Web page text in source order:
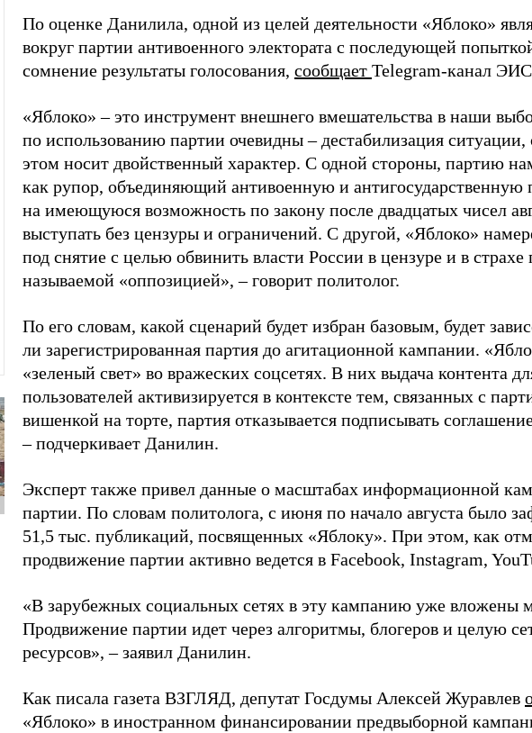
По оценке Данилила, одной из целей деятельности «Яблоко»
вокруг партии антивоенного электората с последующей
сомнение результаты голосования, сообщает Telegram-канал
«Яблоко» – это инструмент внешнего вмешательства в наши
по использованию партии очевидны – дестабилизация
этом носит двойственный характер. С одной стороны, партию
как рупор, объединяющий антивоенную и антигосударственную
на имеющуюся возможность по закону после двадцатых чисел
выступать без цензуры и ограничений. С другой, «Яблоко»
под снятие с целью обвинить власти России в цензуре и в страхе
называемой «оппозицией», – говорит политолог.
По его словам, какой сценарий будет избран базовым, будет
ли зарегистрированная партия до агитационной кампании.
«зеленый свет» во вражеских соцсетях. В них выдача контента
пользователей активизируется в контексте тем, связанных с
вишенкой на торте, партия отказывается подписывать
– подчеркивает Данилин.
Эксперт также привел данные о масштабах информационной
партии. По словам политолога, с июня по начало августа было
51,5 тыс. публикаций, посвященных «Яблоку». При этом, как
продвижение партии активно ведется в Facebook, Instagram,
«В зарубежных социальных сетях в эту кампанию уже вложены
Продвижение партии идет через алгоритмы, блогеров и целую
ресурсов», – заявил Данилин.
Как писала газета ВЗГЛЯД, депутат Госдумы Алексей Журавлев
«Яблоко» в иностранном финансировании предвыборной